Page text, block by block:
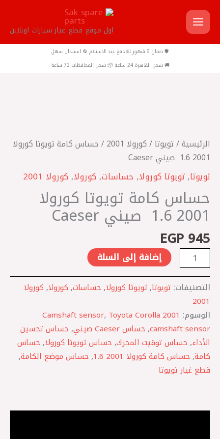
تخطي
إلى
المحتوى
اول موقع قطع غيار سيارات اونلاين
🛡️ ضمان 6 شهور 💵 دفع عند الاستلام 🔄 استبدال سهل
🚚 شحن القاهرة 24 ساعة 📦 شحن المحافظات 72 ساعة
الرئيسية/ تويوتا / كورولا 2001
/ حساس كامة تويوتا كورولا
2001 1.6 ‏ صيني Caeser
تويوتا, تويوتا كورولا, حساسات, كورولا, كورولا 2001
حساس كامة تويوتا كورولا
2001 1.6 ‏ صيني Caeser
EGP 945
كامة
تويوتا
2001
1.6
صيني
Caeser
إضافة إلى السلة
التصنيفات: تويوتا, تويوتا كورولا, حساسات, كورولا, كورولا
2001
الوسوم:
Camshaft sensor, Toyota Corolla 2001
camshaft sensor
, حساس Caeser صيني , حساس تحسين
الأداء, حساس توقيت المحرك, حساس تويوتا كورولا, حساس
كامة, حساس كامة كورولا 2001 1.6 , حساس موضع الكامة,
قطع غيار تويوتا